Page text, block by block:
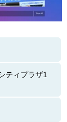
ティプラザ1